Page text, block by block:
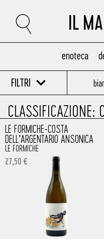
IL
enoteca
FILTRI
CLASSIFICAZIONE:
LE FORMICHE-COSTA
DELL’ARGENTARIO ANSONICA
LE FORMICHE
27,50 €